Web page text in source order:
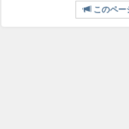
このペー